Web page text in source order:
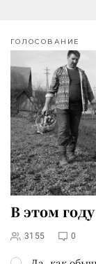
ГОЛОСОВАНИЕ
В этом
3155 0